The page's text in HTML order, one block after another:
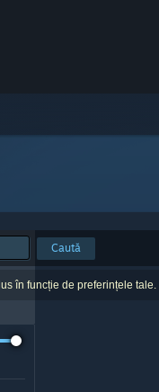
Caută
în funcție de preferințele tale.